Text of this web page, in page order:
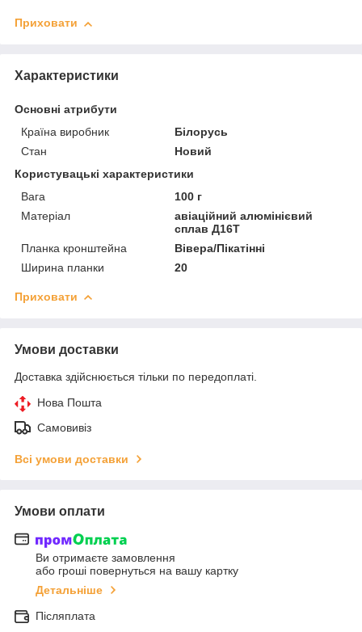
Приховати
Характеристики
Основні атрибути
Країна виробник
Білорусь
Стан
Новий
Користувацькі характеристики
Вага
100 г
Матеріал
авіаційний алюмінієвий
сплав Д16Т
Планка кронштейна
Вівера/Пікатінні
Ширина планки
20
Приховати
Умови доставки
Доставка здійснюється тільки по передоплаті.
Нова Пошта
Самовивіз
Всі умови доставки
Умови оплати
Ви отримаєте замовлення
або гроші повернуться на вашу картку
Детальніше
Післяплата